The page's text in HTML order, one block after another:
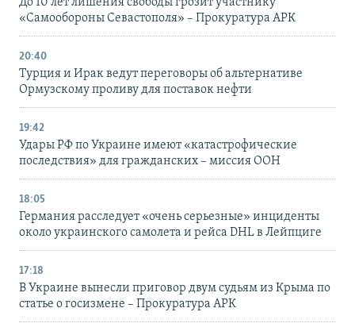
До 10 лет лишения свободы грозит участнику
«Самообороны Севастополя» – Прокуратура АРК
20:40
Турция и Ирак ведут переговоры об альтернативе
Ормузскому проливу для поставок нефти
19:42
Удары РФ по Украине имеют «катастрофические
последствия» для гражданских – миссия ООН
18:05
Германия расследует «очень серьезные» инциденты
около украинского самолета и рейса DHL в Лейпциге
17:18
В Украине вынесли приговор двум судьям из Крыма по
статье о госизмене – Прокуратура АРК